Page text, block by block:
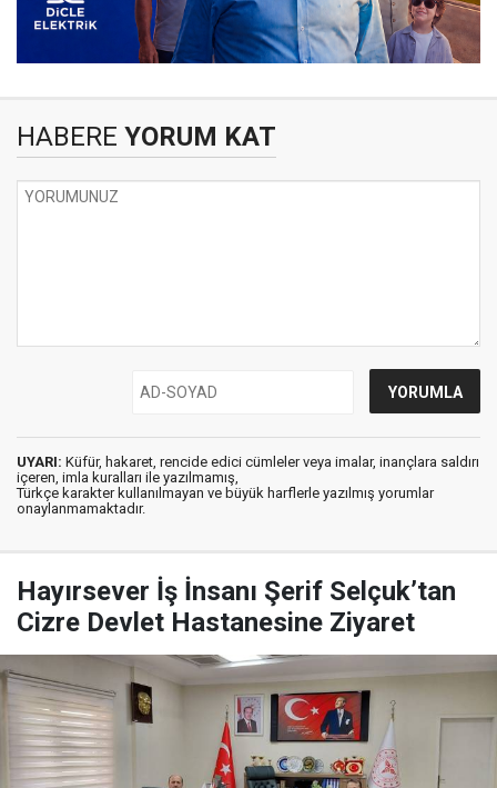
HABERE YORUM KAT
UYARI: Küfür, hakaret, rencide edici cümleler veya imalar, inançlara saldırı
içeren, imla kuralları ile yazılmamış,
Türkçe karakter kullanılmayan ve büyük harflerle yazılmış yorumlar
onaylanmamaktadır.
Hayırsever İş İnsanı Şerif Selçuk’tan
Cizre Devlet Hastanesine Ziyaret